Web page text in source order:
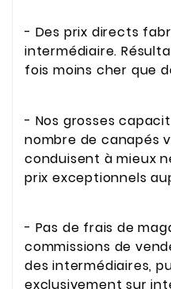
- Des prix directs
intermédiaire.
fois moins cher que
- Nos grosses
nombre de canapés
conduisent à mieux
prix exceptionnels
- Pas de frais de
commissions de
des intermédiaires,
exclusivement sur